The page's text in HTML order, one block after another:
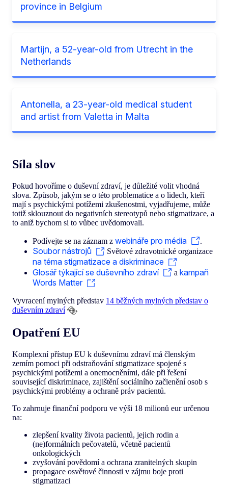
province in Belgium
Martijn, a 52-year-old from Utrecht in the
Netherlands
Antonella, a 23-year-old medical student
and artist from Valetta in Malta
Síla slov
Pokud hovoříme o duševní zdraví, je důležité volit vhodná
slova. Způsob, jakým se o této problematice a o lidech, kteří
mají s psychickými potížemi zkušenostmi, vyjadřujeme, může
totiž sklouznout do negativních stereotypů nebo stigmatizace, a
to aniž bychom si to vůbec uvědomovali.
Podívejte se na záznam z webináře pro média .
Soubor nástrojů Světové zdravotnické organizace
na téma stigmatizace a diskriminace
Glosář týkající se duševního zdraví
a kampaň
Words Matter
Vyvracení mylných představ 14 běžných mylných představ o
duševním zdraví
Opatření EU
Komplexní přístup EU k duševnímu zdraví má členským
zemím pomoci při odstraňování stigmatizace spojené s
psychickými potížemi a onemocněními, dále při řešení
související diskriminace, zajištění sociálního začlenění osob s
psychickými problémy a ochraně práv pacientů.
To zahrnuje finanční podporu ve výši 18 milionů eur určenou
na:
zlepšení kvality života pacientů, jejich rodin a
(ne)formálních pečovatelů, včetně pacientů
onkologických
zvyšování povědomí a ochrana zranitelných skupin
propagace osvětové činnosti v zájmu boje proti
stigmatizaci